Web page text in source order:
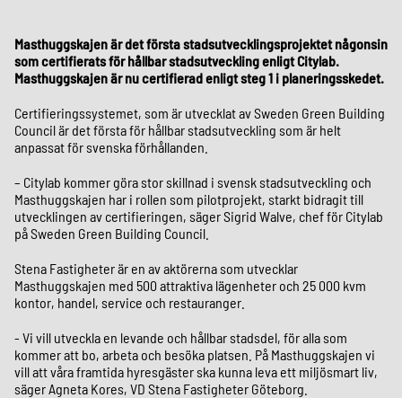
Masthuggskajen är det första stadsutvecklingsprojektet någonsin
som certifierats för hållbar stadsutveckling enligt Citylab.
Masthuggskajen är nu certifierad enligt steg 1 i planeringsskedet.
Certifieringssystemet, som är utvecklat av Sweden Green Building
Council är det första för hållbar stadsutveckling som är helt
anpassat för svenska förhållanden.
– Citylab kommer göra stor skillnad i svensk stadsutveckling och
Masthuggskajen har i rollen som pilotprojekt, starkt bidragit till
utvecklingen av certifieringen, säger Sigrid Walve, chef för Citylab
på Sweden Green Building Council.
Stena Fastigheter är en av aktörerna som utvecklar
Masthuggskajen med 500 attraktiva lägenheter och 25 000 kvm
kontor, handel, service och restauranger.
- Vi vill utveckla en levande och hållbar stadsdel, för alla som
kommer att bo, arbeta och besöka platsen. På Masthuggskajen vi
vill att våra framtida hyresgäster ska kunna leva ett miljösmart liv,
säger Agneta Kores, VD Stena Fastigheter Göteborg.